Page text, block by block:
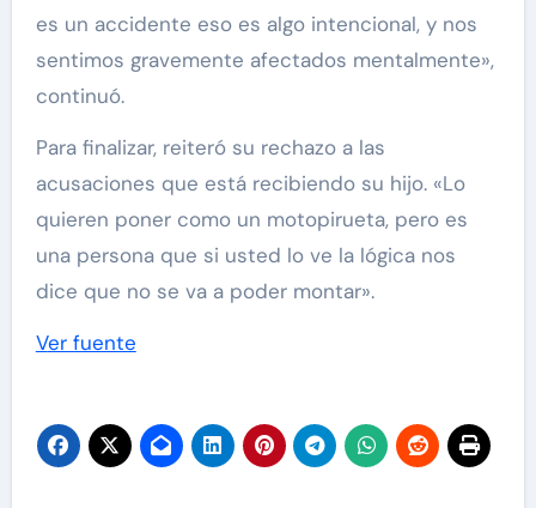
es un accidente eso es algo intencional, y nos
sentimos gravemente afectados mentalmente»,
continuó.
Para finalizar, reiteró su rechazo a las
acusaciones que está recibiendo su hijo. «Lo
quieren poner como un motopirueta, pero es
una persona que si usted lo ve la lógica nos
dice que no se va a poder montar».
Ver fuente